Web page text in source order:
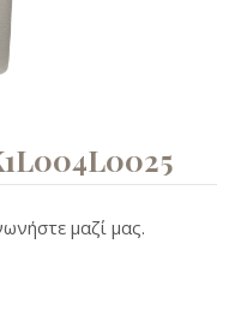
μαζί μας.